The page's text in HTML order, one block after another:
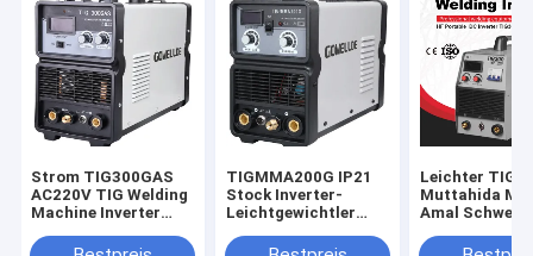
Strom TIG300GAS
AC220V TIG Welding
Machine Inverter
TIGMMA200G IP21
Stock Inverter-
Leichtgewichtler
Majlis-e-Amal
Leichter TIG-
Muttahida
Amal
Stock